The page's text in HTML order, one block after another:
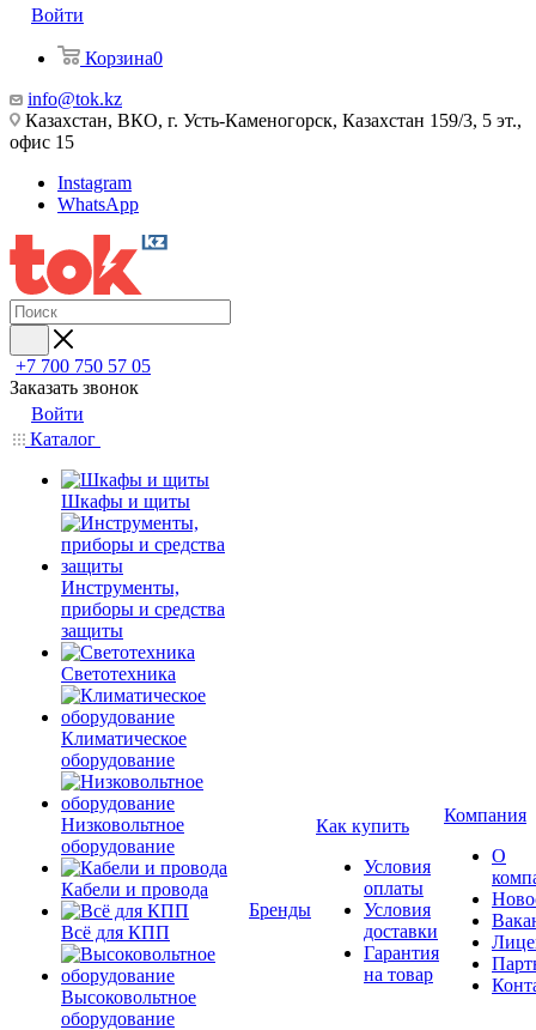
Войти
Корзина0
info@tok.kz
Казахстан, ВКО, г. Усть-Каменогорск, Казахстан 159/3, 5 эт.,
офис 15
Instagram
WhatsApp
+7 700 750 57 05
Заказать звонок
Войти
Каталог
Шкафы и щиты
Инструменты,
приборы и средства
защиты
Светотехника
Климатическое
оборудование
Низковольтное
оборудование
Кабели и провода
Всё для КПП
Высоковольтное
оборудование
Бренды
Как купить
Условия
оплаты
Условия
доставки
Гарантия
на товар
Компания
О